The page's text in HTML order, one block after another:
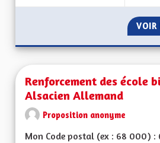
VOIR
Renforcement des école
Alsacien Allemand
Proposition anonyme
Mon Code postal (ex : 68 000) :